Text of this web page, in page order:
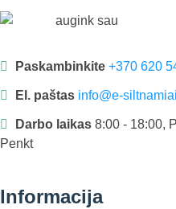
Paskambinkite +370 620
El. paštas info@e-
Darbo laikas 8:00 - 18:00,
Penkt
Informacija